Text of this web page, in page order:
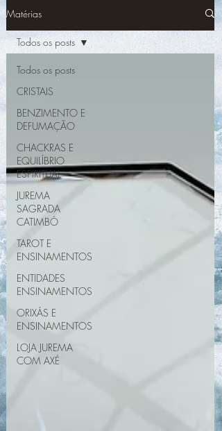
Matérias
Todos os posts
CRISTAIS
BENZIMENTO E
DEFUMAÇÃO
CHACKRAS E
EQUILÍBRIO
ESPIRITUAL
JUREMA
SAGRADA
CATIMBÓ
TAROT E
ENSINAMENTOS
ENTIDADES
ENSINAMENTOS
ORIXÁS E
ENSINAMENTOS
LOJA JUREMA
COM AXÉ
Todos os posts